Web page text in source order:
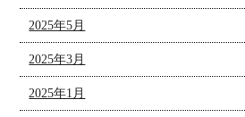
2025年5月
2025年3月
2025年1月